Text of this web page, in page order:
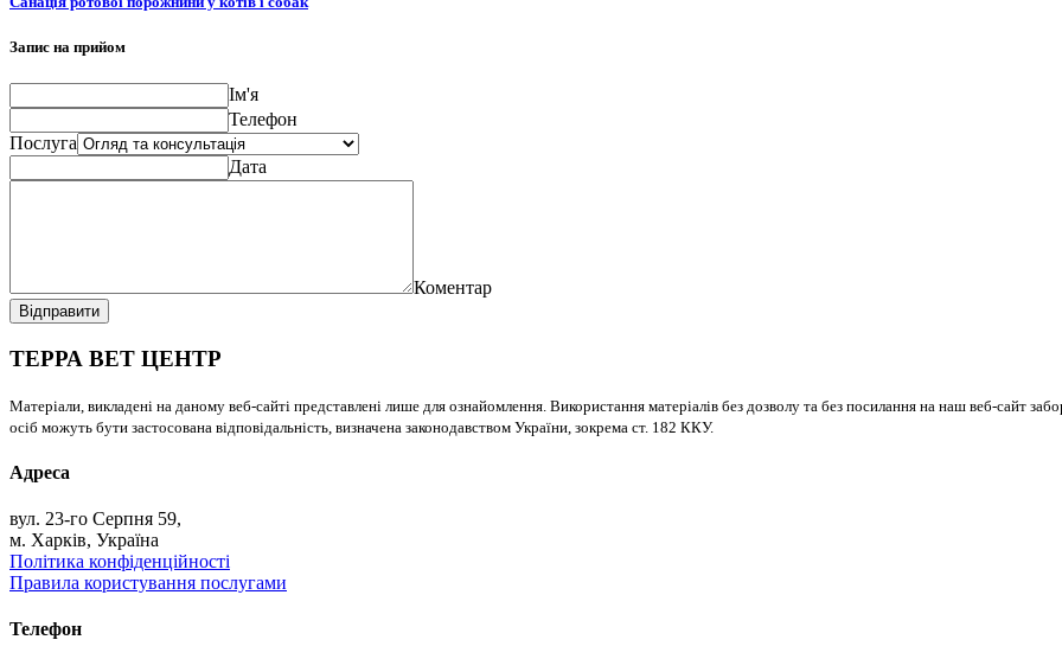
Запис на прийом
Ім'я
Телефон
Послуга
Дата
Коментар
Відправити
ТЕРРА ВЕТ ЦЕНТР
Матеріали, викладені на даному веб-сайті представлені лише для ознайомлення. Використання матеріалів без дозволу та без посилання на наш веб-сайт
осіб можуть бути застосована відповідальність, визначена законодавством України, зокрема ст. 182 ККУ.
Адреса
вул. 23-го Серпня 59,
м. Харків, Україна
Політика конфіденційності
Правила користування послугами
Телефон